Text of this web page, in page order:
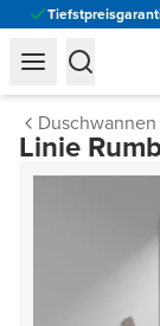
Duschwannen
Linie